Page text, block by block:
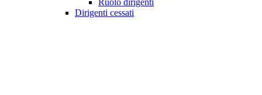
Ruolo dirigenti
Dirigenti cessati